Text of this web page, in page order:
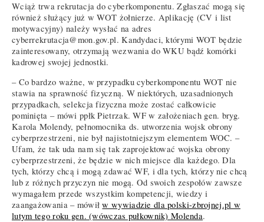
Wciąż trwa rekrutacja do cyberkomponentu. Zgłaszać mogą się
również służący już w WOT żołnierze. Aplikację (CV i list
motywacyjny) należy wysłać na adres
cyberrekrutacja@mon.gov.pl. Kandydaci, którymi WOT będzie
zainteresowany, otrzymają wezwania do WKU bądź komórki
kadrowej swojej jednostki.
– Co bardzo ważne, w przypadku cyberkomponentu WOT nie
stawia na sprawność fizyczną. W niektórych, uzasadnionych
przypadkach, selekcja fizyczna może zostać całkowicie
pominięta – mówi ppłk Pietrzak. WF w założeniach gen. bryg.
Karola Molendy, pełnomocnika ds. utworzenia wojsk obrony
cyberprzestrzeni, nie był najistotniejszym elementem WOC. –
Ufam, że tak uda nam się tak zaprojektować wojska obrony
cyberprzestrzeni, że będzie w nich miejsce dla każdego. Dla
tych, którzy chcą i mogą zdawać WF, i dla tych, którzy nie chcą
lub z różnych przyczyn nie mogą. Od swoich zespołów zawsze
wymagałem przede wszystkim kompetencji, wiedzy i
zaangażowania – mówiłw wywiadzie dla polski-zbrojnej.pl w
lutym tego roku gen. (wówczas pułkownik) Molenda.